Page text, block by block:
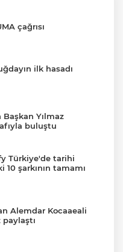
çağrısı
ilk hasadı
Başkan Yılmaz
buluştu
Türkiye'de tarihi
10 şarkının tamamı
Alemdar Kocaaeali